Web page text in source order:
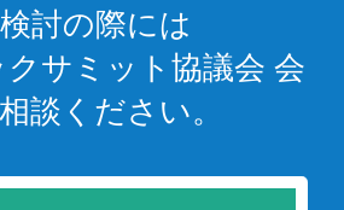
討の際には
サミット協議会 会
談ください。